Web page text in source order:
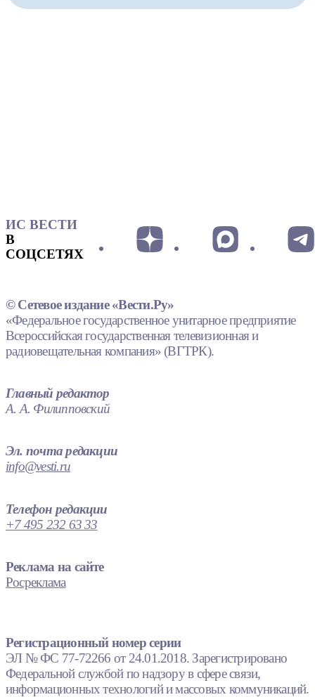
ИС ВЕСТИ
В
СОЦСЕТЯХ
© Сетевое издание «Вести.Ру»
«Федеральное государственное унитарное предприятие
Всероссийская государственная телевизионная и
радиовещательная компания» (ВГТРК).
Главный редактор
А. А. Филипповский
Эл. почта редакции
info@vesti.ru
Телефон редакции
+7 495 232 63 33
Реклама на сайте
Росреклама
Регистрационный номер серии
ЭЛ № ФС 77-72266 от 24.01.2018. Зарегистрировано
Федеральной службой по надзору в сфере связи,
информационных технологий и массовых коммуникаций.